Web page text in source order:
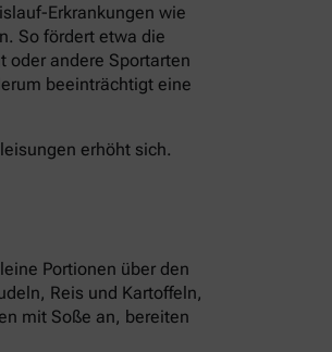
Erkrankungen wie
So fördert etwa die
oder andere Sportarten
beeinträchtigt eine
erhöht sich.
Portionen über den
Reis und Kartoffeln,
mit Soße an, bereiten